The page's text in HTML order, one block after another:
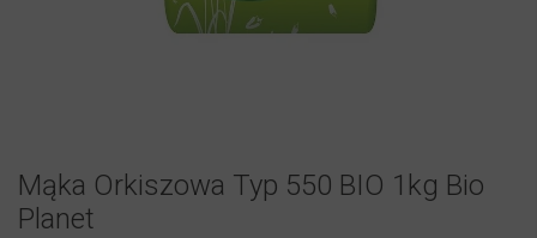
Mąka Orkiszowa Typ 550 BIO 1kg Bio
Planet